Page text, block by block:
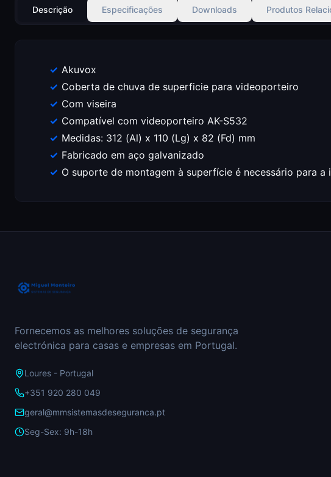
Descrição Especificações Downloads Produtos
Akuvox
Coberta de chuva de superficie para videoporteiro
Com viseira
Compatível com videoporteiro AK-S532
Medidas: 312 (Al) x 110 (Lg) x 82 (Fd) mm
Fabricado em aço galvanizado
O suporte de montagem à superfície é necessário para a
Fornecemos as melhores soluções de segurança
electrónica para casas e empresas em Portugal.
Loures - Portugal
+351 920 280 049
geral@mmsistemasdeseguranca.pt
Seg-Sex: 9h-18h